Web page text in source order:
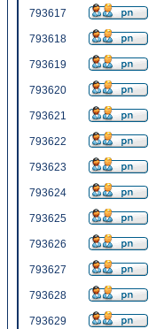
793617
793618
793619
793620
793621
793622
793623
793624
793625
793626
793627
793628
793629